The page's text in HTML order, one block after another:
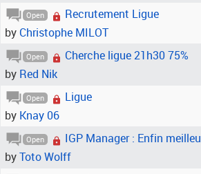
Open
Recrutement Ligue
by Christophe MILOT
Open
Cherche ligue 21h30 75%
by Red Nik
Open
Ligue
by Knay 06
Open
IGP Manager : Enfin meilleu
byToto Wolff